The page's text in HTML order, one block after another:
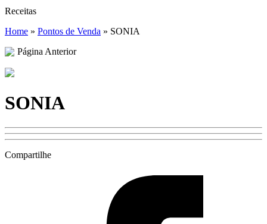
Receitas
Home » Pontos de Venda » SONIA
Página Anterior
SONIA
Compartilhe